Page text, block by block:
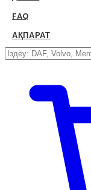
FAQ
АҚПАРАТ